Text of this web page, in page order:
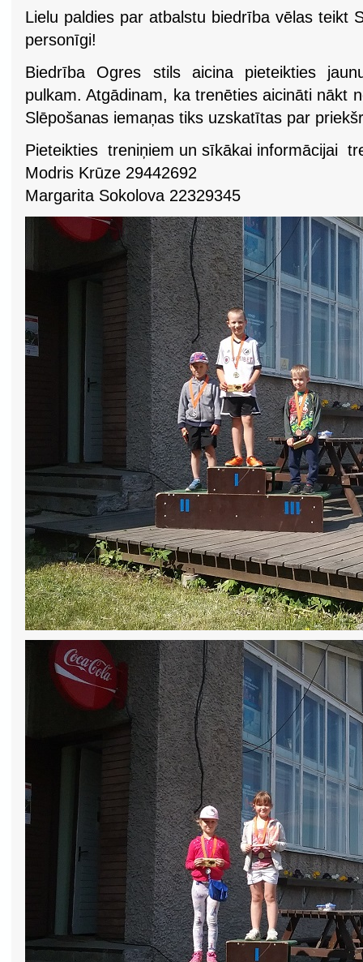
Lielu paldies par atbalstu biedrība vēlas teikt
personīgi!
Biedrība Ogres stils aicina pieteikties
pulkam. Atgādinam, ka trenēties aicināti nākt
Slēpošanas iemaņas tiks uzskatītas par
Pieteikties treniņiem un sīkākai informācijai
Modris Krūze 29442692
Margarita Sokolova 22329345